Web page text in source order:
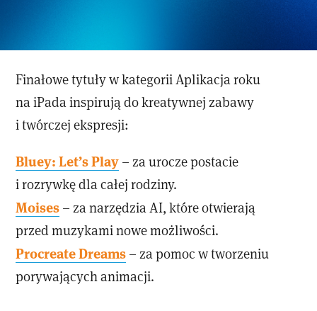
Finałowe tytuły w kategorii Aplikacja roku
na iPada inspirują do kreatywnej zabawy
i twórczej ekspresji:
Bluey: Let’s Play – za urocze postacie
i rozrywkę dla całej rodziny.
Moises – za narzędzia AI, które otwierają
przed muzykami nowe możliwości.
Procreate Dreams – za pomoc w tworzeniu
porywających animacji.